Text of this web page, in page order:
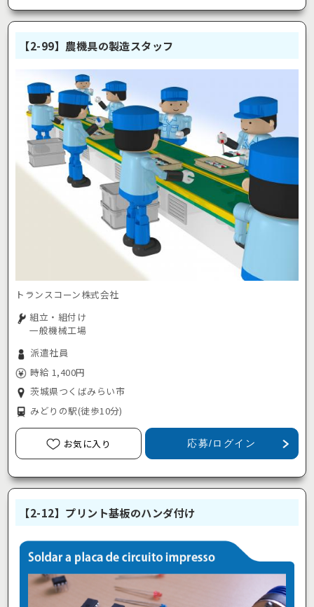
【2-99】農機具の製造スタッフ
トランスコーン株式会社
組立・組付け
一般機械工場
派遣社員
時給 1,400円
茨城県つくばみらい市
みどりの駅(徒歩10分)
お気に入り 応募/ログイン
【2-12】プリント基板のハンダ付け